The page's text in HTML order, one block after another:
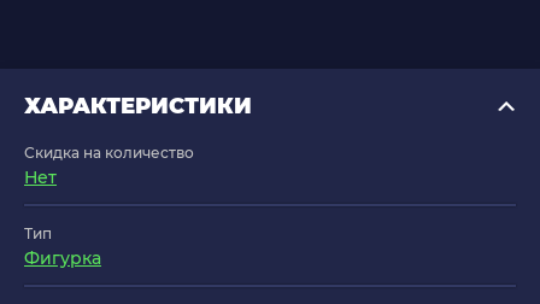
ХАРАКТЕРИСТИКИ
Скидка на количество
Нет
Тип
Фигурка